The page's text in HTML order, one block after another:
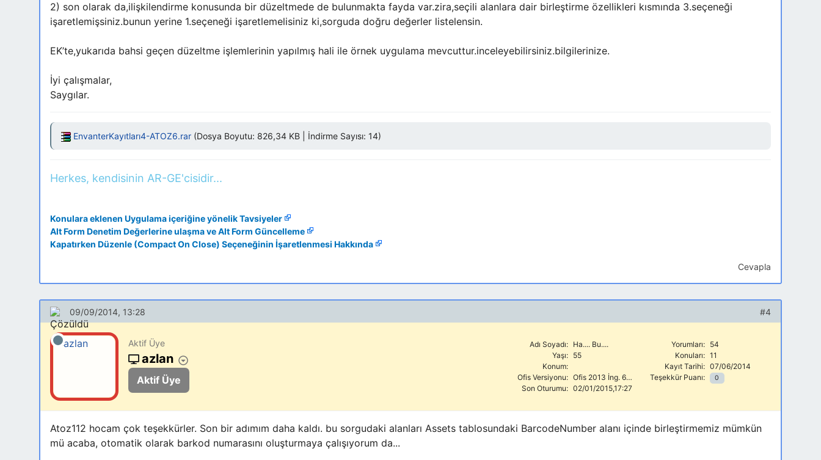
2) son olarak da,ilişkilendirme konusunda bir düzeltmede de bulunmakta fayda var.zira,seçili alanlara dair birleştirme özellikleri kısmında 3.seçeneği
işaretlemişsiniz.bunun yerine 1.seçeneği işaretlemelisiniz ki,sorguda doğru değerler listelensin.
EK’te,yukarıda bahsi geçen düzeltme işlemlerinin yapılmış hali ile örnek uygulama mevcuttur.inceleyebilirsiniz.bilgilerinize.
İyi çalışmalar,
Saygılar.
EnvanterKayıtları4-ATOZ6.rar(Dosya Boyutu: 826,34 KB | İndirme Sayısı: 14)
Herkes, kendisinin AR-GE'cisidir...
Konulara eklenen Uygulama içeriğine yönelik Tavsiyeler
Alt Form Denetim Değerlerine ulaşma ve Alt Form Güncelleme
Kapatırken Düzenle (Compact On Close) Seçeneğinin İşaretlenmesi Hakkında
Cevapla
09/09/2014, 13:28 #4
Aktif Üye
azlan
Aktif Üye
Adı Soyadı: Ha.... Bu....
Yaşı: 55
Konum:
Ofis Versiyonu:
Ofis 2013 İng. 64 Bit
Son Oturumu: 02/01/2015,17:27
Yorumları: 54
Konuları: 11
Kayıt Tarihi: 07/06/2014
Teşekkür Puanı:
0
Atoz112 hocam çok teşekkürler. Son bir adımım daha kaldı. bu sorgudaki alanları Assets tablosundaki BarcodeNumber alanı içinde birleştirmemiz mümkün
mü acaba, otomatik olarak barkod numarasını oluşturmaya çalışıyorum da...